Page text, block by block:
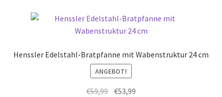
Henssler Edelstahl-Bratpfanne mit Wabenstruktur 24 cm
ANGEBOT!
€59,99 Ursprünglicher
€53,99